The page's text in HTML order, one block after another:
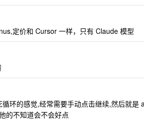
定价和 Cursor 一样，只有 Claude 模型
环的感觉,经常需要手动点击继续,然后就是
的不知道会不会好点